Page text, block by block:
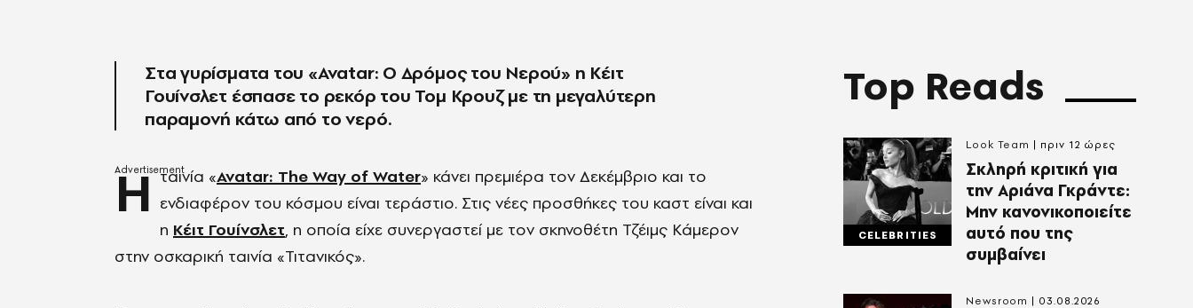
Στα γυρίσματα του «Avatar: Ο Δρόμος του Νερού» η Κέιτ
Γουίνσλετ έσπασε το ρεκόρ του Τομ Κρουζ με τη μεγαλύτερη
παραμονή κάτω από το νερό.
Η ταινία «Avatar: The Way of Water» κάνει πρεμιέρα τον Δεκέμβριο και το
ενδιαφέρον του κόσμου είναι τεράστιο. Στις νέες προσθήκες του καστ είναι και
η Κέιτ Γουίνσλετ, η οποία είχε συνεργαστεί με τον σκηνοθέτη Τζέιμς Κάμερον
στην οσκαρική ταινία «Τιτανικός».
Top Reads
CELEBRITIES
Σκληρή κριτική για
την Αριάνα Γκράντε:
Μην κανονικοποιείτε
αυτό που της
συμβαίνει
Look Team πριν 12 ώρες
Newsroom 03.08.2026